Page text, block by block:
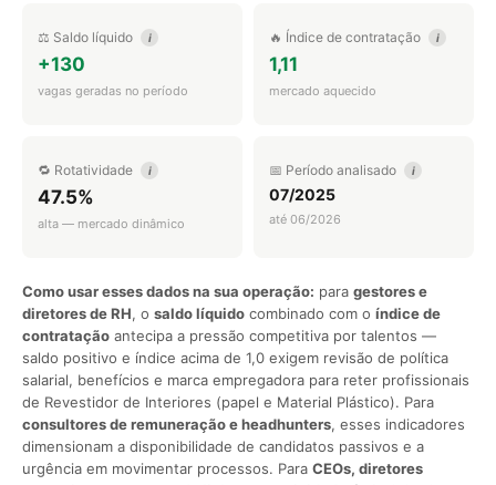
⚖️ Saldo líquido i
+130
vagas geradas no período
🔥 Índice de contratação i
1,11
mercado aquecido
🔁 Rotatividade i
47.5%
alta — mercado dinâmico
📅 Período analisado i
07/2025
até 06/2026
Como usar esses dados na sua operação: para gestores e
diretores de RH, o saldo líquido combinado com o índice de
contratação antecipa a pressão competitiva por talentos —
saldo positivo e índice acima de 1,0 exigem revisão de política
salarial, benefícios e marca empregadora para reter profissionais
de Revestidor de Interiores (papel e Material Plástico). Para
consultores de remuneração e headhunters, esses indicadores
dimensionam a disponibilidade de candidatos passivos e a
urgência em movimentar processos. Para CEOs, diretores